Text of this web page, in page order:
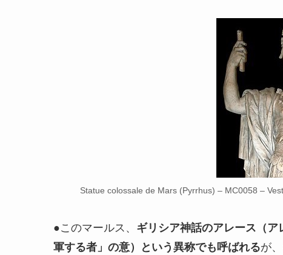
Statue colossale de Mars (Pyrrhus) – MC0058 –
●このマールス、 ギリシア神話のアレース（
軍する者」の意）という異称でも呼ばれるが